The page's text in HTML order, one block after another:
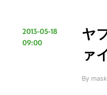
2013-05-18
09:00
ヤ
ァ
By